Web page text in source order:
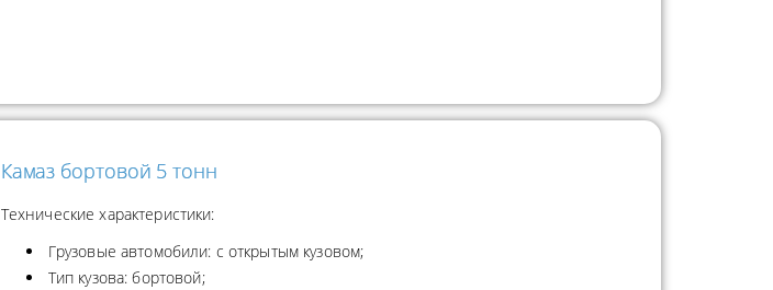
Камаз бортовой 5 тонн
Технические характеристики:
Грузовые автомобили: с открытым кузовом;
Тип кузова: бортовой;